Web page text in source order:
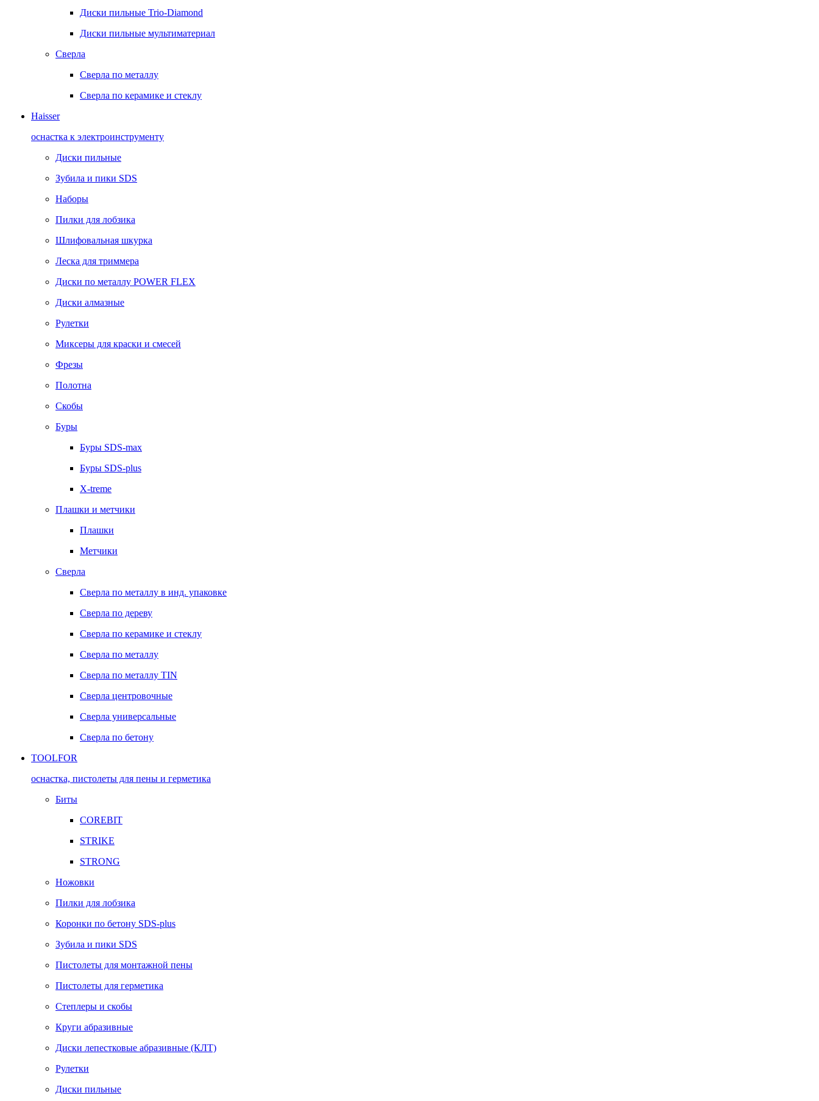
Диски пильные Trio-Diamond
Диски пильные мультиматериал
Сверла
Сверла по металлу
Сверла по керамике и стеклу
Haisser
оснастка к электроинструменту
Диски пильные
Зубила и пики SDS
Наборы
Пилки для лобзика
Шлифовальная шкурка
Леска для триммера
Диски по металлу POWER FLEX
Диски алмазные
Рулетки
Миксеры для краски и смесей
Фрезы
Полотна
Скобы
Буры
Буры SDS-max
Буры SDS-plus
X-treme
Плашки и метчики
Плашки
Метчики
Сверла
Сверла по металлу в инд. упаковке
Сверла по дереву
Сверла по керамике и стеклу
Сверла по металлу
Сверла по металлу TIN
Сверла центровочные
Сверла универсальные
Сверла по бетону
TOOLFOR
оснастка, пистолеты для пены и герметика
Биты
COREBIT
STRIKE
STRONG
Ножовки
Пилки для лобзика
Коронки по бетону SDS-plus
Зубила и пики SDS
Пистолеты для монтажной пены
Пистолеты для герметика
Степлеры и скобы
Круги абразивные
Диски лепестковые абразивные (КЛТ)
Рулетки
Диски пильные